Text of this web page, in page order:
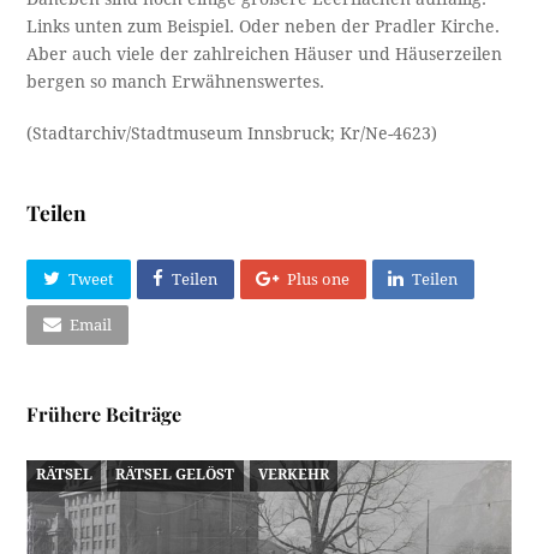
Links unten zum Beispiel. Oder neben der Pradler Kirche.
Aber auch viele der zahlreichen Häuser und Häuserzeilen
bergen so manch Erwähnenswertes.
(Stadtarchiv/Stadtmuseum Innsbruck; Kr/Ne-4623)
Teilen
Tweet Teilen Plus one Teilen
Email
Frühere Beiträge
RÄTSEL RÄTSEL GELÖST VERKEHR